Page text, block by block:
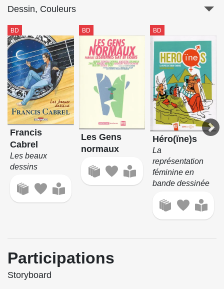
Dessin, Couleurs
BD
Francis
Cabrel
Les beaux
dessins
BD
Les Gens
normaux
BD
Héro(ïne)s
La
représentation
féminine en
bande dessinée
Participations
Storyboard